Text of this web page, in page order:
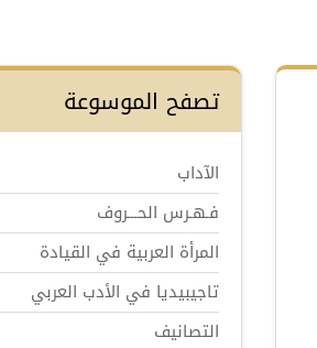
تصفح الموسوعة
الآداب
فـهـرس الحـــروف
المرأة العربية في القيادة
تاجيبيديا في الأدب العربي
التصانيف